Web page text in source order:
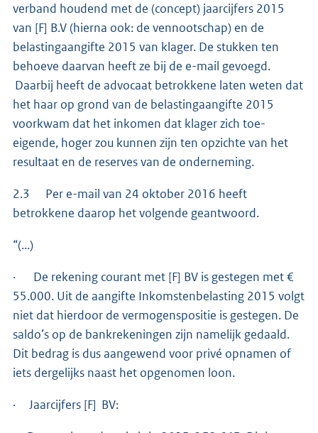
verband houdend met de (concept) jaarcijfers 2015
van [F] B.V (hierna ook: de vennootschap) en de
belastingaangifte 2015 van klager. De stukken ten
behoeve daarvan heeft ze bij de e-mail gevoegd.
Daarbij heeft de advocaat betrokkene laten weten dat
het haar op grond van de belastingaangifte 2015
voorkwam dat het inkomen dat klager zich toe-
eigende, hoger zou kunnen zijn ten opzichte van het
resultaat en de reserves van de onderneming.
2.3 Per e-mail van 24 oktober 2016 heeft
betrokkene daarop het volgende geantwoord.
“(...)
· De rekening courant met [F] BV is gestegen met €
55.000. Uit de aangifte Inkomstenbelasting 2015 volgt
niet dat hierdoor de vermogenspositie is gestegen. De
saldo’s op de bankrekeningen zijn namelijk gedaald.
Dit bedrag is dus aangewend voor privé opnamen of
iets dergelijks naast het opgenomen loon.
· Jaarcijfers [F] BV: